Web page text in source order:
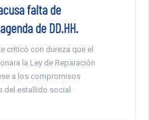
falta de
de DD.HH.
criticó con dureza que el
la Ley de Reparación
a los compromisos
estallido social.